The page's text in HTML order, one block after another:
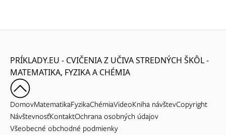
PRÍKLADY.EU - CVIČENIA Z UČIVA STREDNÝCH ŠKÔL -
MATEMATIKA, FYZIKA A CHÉMIA
DomovMatematikaFyzikaChémiaVideoKniha návštevCopyright
NávštevnosťKontaktOchrana osobných údajov
Všeobecné obchodné podmienky